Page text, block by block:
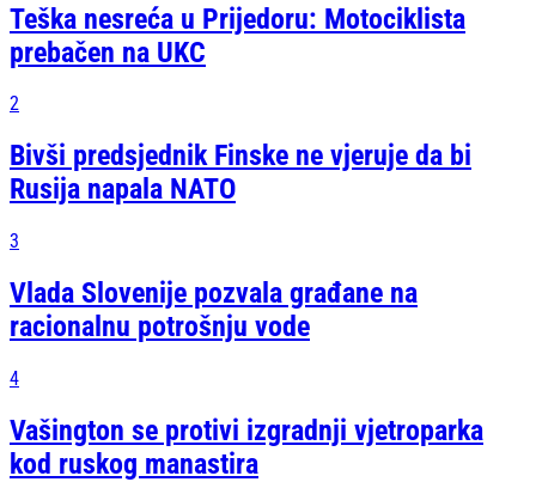
Teška nesreća u Prijedoru: Motociklista
prebačen na UKC
2
Bivši predsjednik Finske ne vjeruje da bi
Rusija napala NATO
3
Vlada Slovenije pozvala građane na
racionalnu potrošnju vode
4
Vašington se protivi izgradnji vjetroparka
kod ruskog manastira